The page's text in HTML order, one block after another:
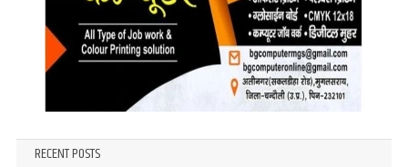
RECENT POSTS